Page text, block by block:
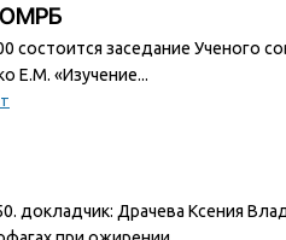
ОМРБ
состоится заседание
Е.М. «Изучение...
докладчик: Драчева Ксения